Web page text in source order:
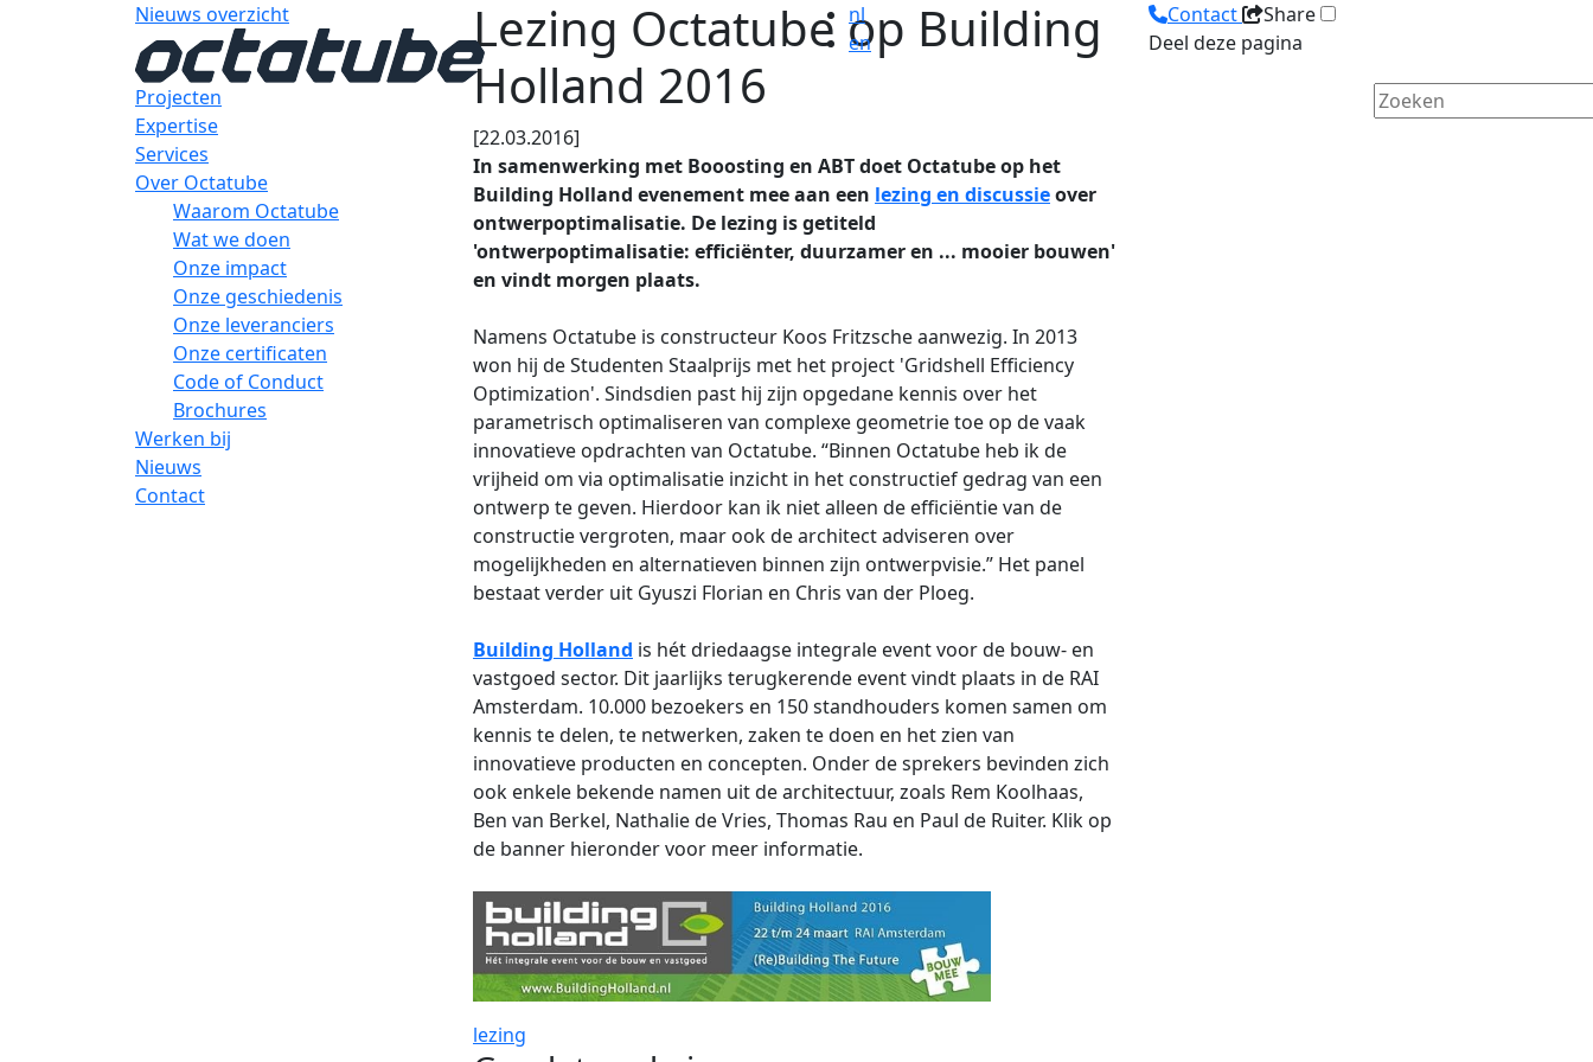
nl
en
Projecten
Expertise
Services
Over Octatube
Waarom Octatube
Wat we doen
Onze impact
Onze geschiedenis
Onze leveranciers
Onze certificaten
Code of Conduct
Brochures
Werken bij
Nieuws
Contact
Nieuws overzicht
Lezing Octatube op Building
Holland 2016
[22.03.2016]
In samenwerking met Booosting en ABT doet Octatube op het
Building Holland evenement mee aan een lezing en discussieover
ontwerpoptimalisatie. De lezing is getiteld
'ontwerpoptimalisatie: efficiënter, duurzamer en ... mooier bouwen'
en vindt morgen plaats.
Namens Octatube is constructeur Koos Fritzsche aanwezig. In 2013
won hij de Studenten Staalprijs met het project 'Gridshell Efficiency
Optimization'. Sindsdien past hij zijn opgedane kennis over het
parametrisch optimaliseren van complexe geometrie toe op de vaak
innovatieve opdrachten van Octatube. “Binnen Octatube heb ik de
vrijheid om via optimalisatie inzicht in het constructief gedrag van een
ontwerp te geven. Hierdoor kan ik niet alleen de efficiëntie van de
constructie vergroten, maar ook de architect adviseren over
mogelijkheden en alternatieven binnen zijn ontwerpvisie.” Het panel
bestaat verder uit Gyuszi Florian en Chris van der Ploeg.
Building Holland is hét driedaagse integrale event voor de bouw- en
vastgoed sector. Dit jaarlijks terugkerende event vindt plaats in de RAI
Amsterdam. 10.000 bezoekers en 150 standhouders komen samen om
kennis te delen, te netwerken, zaken te doen en het zien van
innovatieve producten en concepten. Onder de sprekers bevinden zich
ook enkele bekende namen uit de architectuur, zoals Rem Koolhaas,
Ben van Berkel, Nathalie de Vries, Thomas Rau en Paul de Ruiter. Klik op
de banner hieronder voor meer informatie.
lezing
Contact
Share
Deel deze pagina